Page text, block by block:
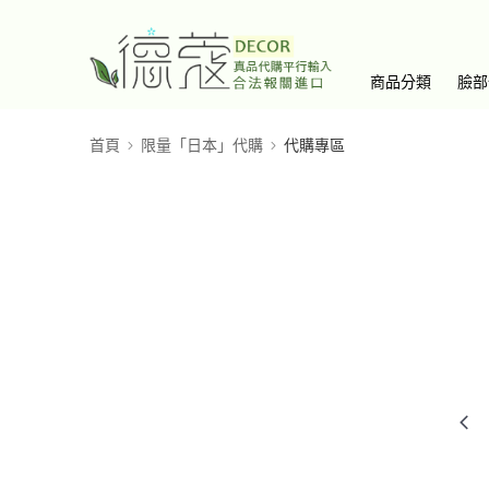
商品分類 臉
首頁 限量「日本」代購 代購專區